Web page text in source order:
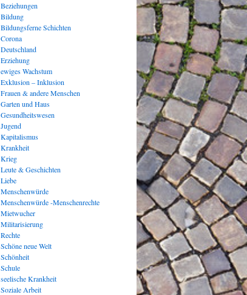
Beziehungen
Bildung
Bildungsferne Schichten
Corona
Deutschland
Erziehung
ewiges Wachstum
Exklusion – Inklusion
Frauen & andere Menschen
Garten und Haus
Gesundheitswesen
Jugend
Kapitalismus
Krankheit
Krieg
Leute & Geschichten
Liebe
Menschenwürde
Menschenwürde -Menschenrechte
Mietwucher
Militarisierung
Rechte
Schöne neue Welt
Schönheit
Schule
seelische Krankheit
Soziale Arbeit